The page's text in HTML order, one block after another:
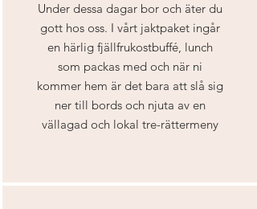
Under dessa dagar bor och äter du
gott hos oss. I vårt jaktpaket ingår
en härlig fjällfrukostbuffé, lunch
som packas med och när ni
kommer hem är det bara att slå sig
ner till bords och njuta av en
vällagad och lokal tre-rättermeny